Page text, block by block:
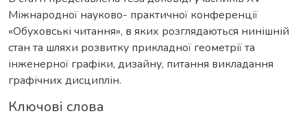
Міжнародної науково- практичної конференції
«Обуховські читання», в яких розглядаються нинішній
стан та шляхи розвитку прикладної геометрії та
інженерної графіки, дизайну, питання викладання
графічних дисциплін.
Ключові слова